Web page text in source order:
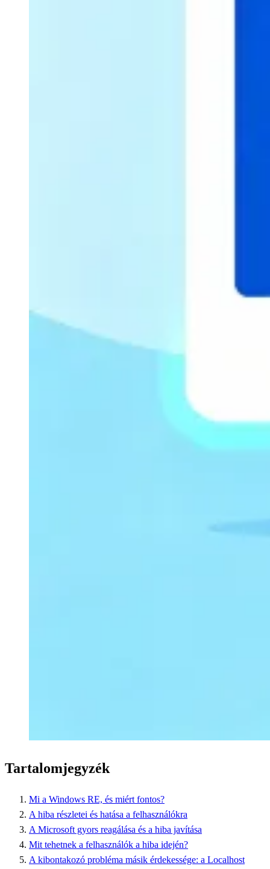
Tartalomjegyzék
Mi a Windows RE, és miért fontos?
A hiba részletei és hatása a felhasználókra
A Microsoft gyors reagálása és a hiba javítása
Mit tehetnek a felhasználók a hiba idején?
A kibontakozó probléma másik érdekessége: a Localhost